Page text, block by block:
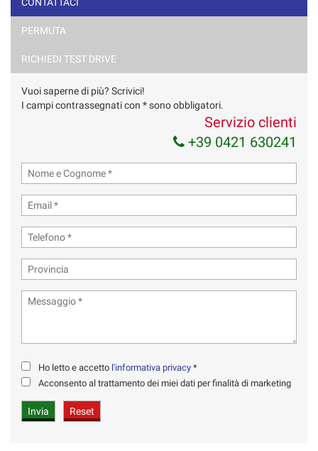
PERMUTA
RICHIEDI TEST DRIVE
Vuoi saperne di più? Scrivici!
I campi contrassegnati con * sono obbligatori.
Servizio clienti
+39 0421 630241
Ho letto e accetto l'informativa privacy *
Acconsento al trattamento dei miei dati per finalità di marketing